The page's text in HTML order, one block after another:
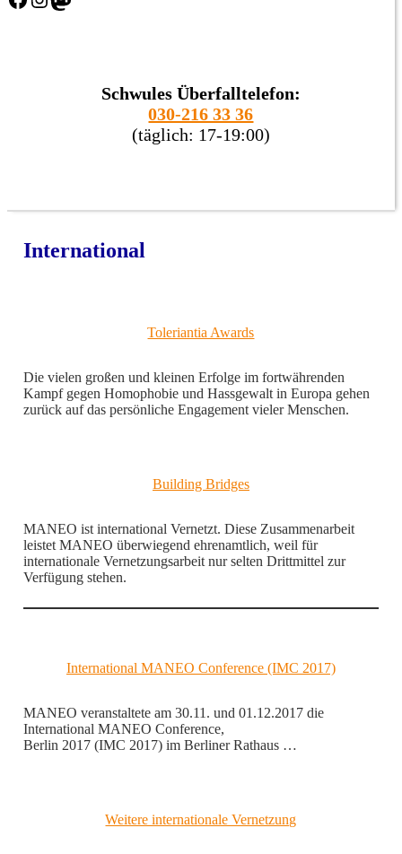
Schwules Überfalltelefon:
030-216 33 36
(täglich: 17-19:00)
International
Toleriantia Awards
Die vielen großen und kleinen Erfolge im fortwährenden
Kampf gegen Homophobie und Hassgewalt in Europa gehen
zurück auf das persönliche Engagement vieler Menschen.
Building Bridges
MANEO ist international Vernetzt. Diese Zusammenarbeit
leistet MANEO überwiegend ehrenamtlich, weil für
internationale Vernetzungsarbeit nur selten Drittmittel zur
Verfügung stehen.
International MANEO Conference (IMC 2017)
MANEO veranstaltete am 30.11. und 01.12.2017 die
International MANEO Conference,
Berlin 2017 (IMC 2017) im Berliner Rathaus …
Weitere internationale Vernetzung